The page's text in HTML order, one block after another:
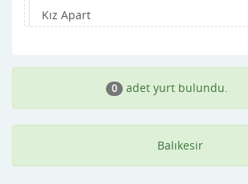
Merkez
Kız Apart
Kız Pansiyonları
0 adet yurt bulundu.
Balıkesir